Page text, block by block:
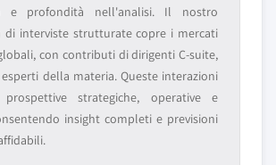
e profondità nell'analisi. Il nostro
di interviste strutturate copre i mercati
con contributi di dirigenti C-suite,
della materia. Queste interazioni
prospettive strategiche, operative e
insight completi e previsioni